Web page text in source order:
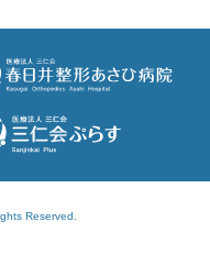
Reserved.